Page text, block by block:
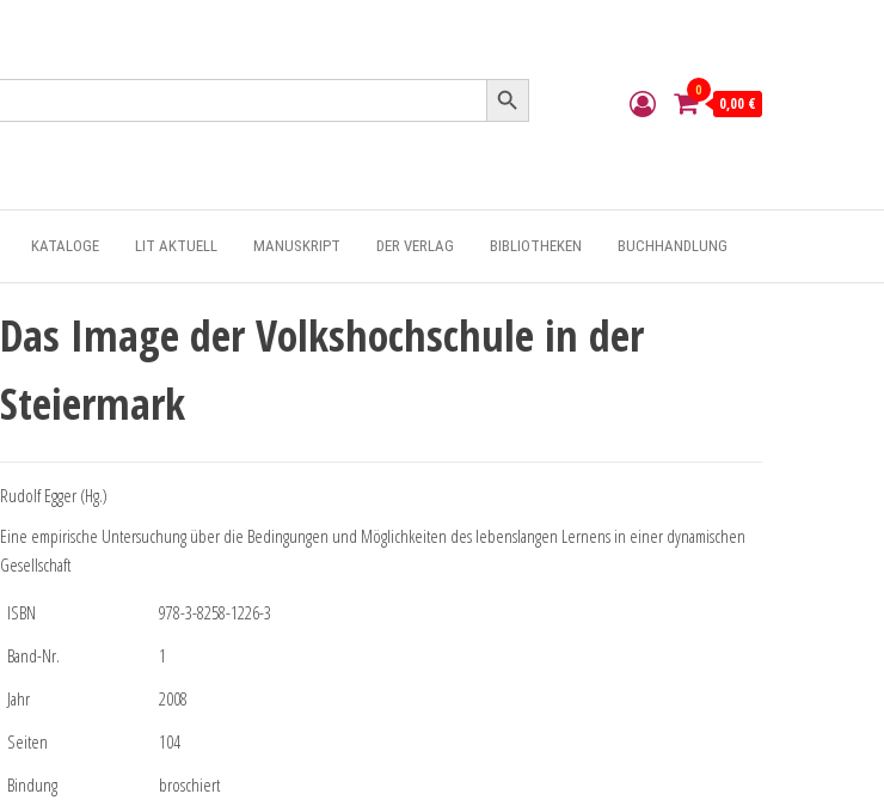
Search Button
0
0,00 €
KATALOGE LIT AKTUELL MANUSKRIPT DER VERLAG BIBLIOTHEKEN BUCHHANDLUNG
Das Image der Volkshochschule in der
Steiermark
Rudolf Egger (Hg.)
Eine empirische Untersuchung über die Bedingungen und Möglichkeiten des lebenslangen Lernens in einer dynamischen
Gesellschaft
ISBN
978-3-8258-1226-3
Band-Nr.
1
Jahr
2008
Seiten
104
Bindung
broschiert